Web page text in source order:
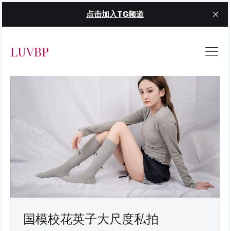
点击加入TG频道
LUVBP
国模校花英子大尺度私拍